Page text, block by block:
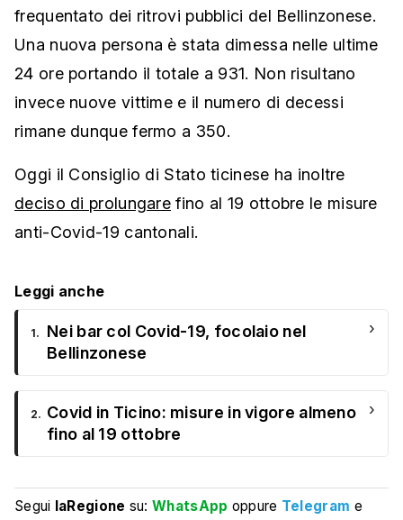
frequentato dei ritrovi pubblici del Bellinzonese.
Una nuova persona è stata dimessa nelle ultime
24 ore portando il totale a 931. Non risultano
invece nuove vittime e il numero di decessi
rimane dunque fermo a 350.
Oggi il Consiglio di Stato ticinese ha inoltre
deciso di prolungare fino al 19 ottobre le misure
anti-Covid-19 cantonali.
Leggi anche
1.
Nei bar col Covid-19, focolaio nel
Bellinzonese
›
2. Covid in Ticino: misure in vigore almeno
fino al 19 ottobre
›
Segui laRegione su:WhatsApp oppure Telegram e